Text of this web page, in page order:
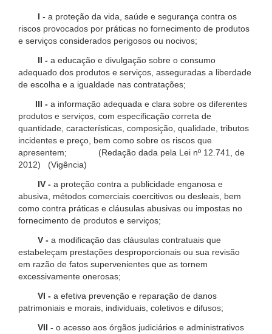
I - a proteção da vida, saúde e segurança contra os
riscos provocados por práticas no fornecimento de produtos
e serviços considerados perigosos ou nocivos;
II - a educação e divulgação sobre o consumo
adequado dos produtos e serviços, asseguradas a liberdade
de escolha e a igualdade nas contratações;
III - a informação adequada e clara sobre os diferentes
produtos e serviços, com especificação correta de
quantidade, características, composição, qualidade, tributos
incidentes e preço, bem como sobre os riscos que
apresentem; (Redação dada pela Lei nº 12.741, de
2012) (Vigência)
IV - a proteção contra a publicidade enganosa e
abusiva, métodos comerciais coercitivos ou desleais, bem
como contra práticas e cláusulas abusivas ou impostas no
fornecimento de produtos e serviços;
V - a modificação das cláusulas contratuais que
estabeleçam prestações desproporcionais ou sua revisão
em razão de fatos supervenientes que as tornem
excessivamente onerosas;
VI - a efetiva prevenção e reparação de danos
patrimoniais e morais, individuais, coletivos e difusos;
VII - o acesso aos órgãos judiciários e administrativos